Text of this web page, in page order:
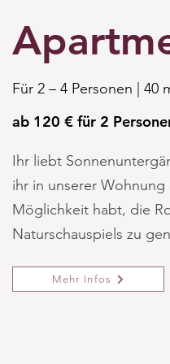
Für 2 – 4 Personen | 40
ab 120 € für 2
Ihr liebt
ihr in unserer Wohnung
Möglichkeit habt, die
Naturschauspiels zu
Mehr Infos